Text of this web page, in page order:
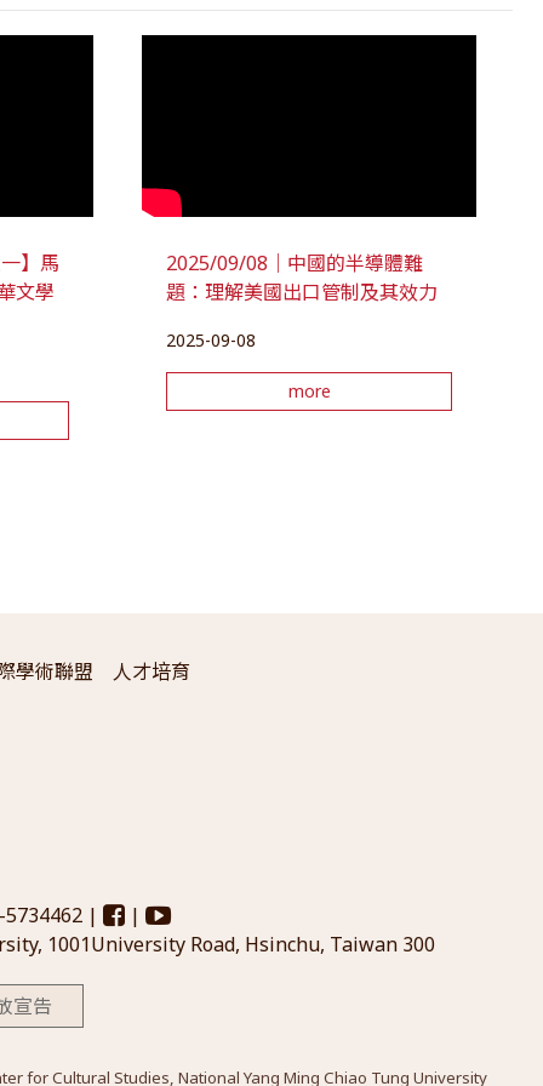
】馬
文學
2025/09/08｜中國的半導體難
題：理解美國出口管制及其效力
2025-09-08
more
學術聯盟 人才培育
5734462 |
|
1001University Road, Hsinchu, Taiwan 300
宣告
for Cultural Studies, National Yang Ming Chiao Tung University